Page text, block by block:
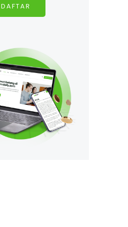
DAFTAR